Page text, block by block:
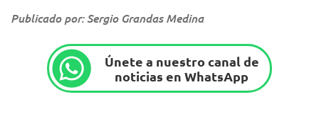
Publicado por: Sergio Grandas Medina
Únete a nuestro canal de
noticias en WhatsApp